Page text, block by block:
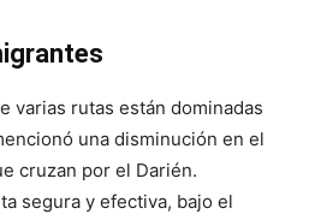
varias rutas están dominadas
una disminución en el
cruzan por el Darién.
segura y efectiva, bajo el